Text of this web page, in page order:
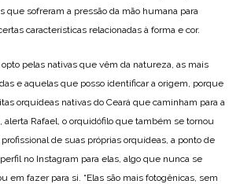
que sofreram a pressão da mão humana para
características relacionadas à forma e cor.
opto pelas nativas que vêm da natureza, as mais
e aquelas que posso identificar a origem, porque
orquídeas nativas do Ceará que caminham para a
alerta Rafael, o orquidófilo que também se tornou
de suas próprias orquídeas, a ponto de
no Instagram para elas, algo que nunca se
em fazer para si. “Elas são mais fotogênicas, sem